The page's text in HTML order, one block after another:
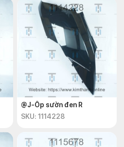
@J-Ốp sườn đen R
SKU: 1114228